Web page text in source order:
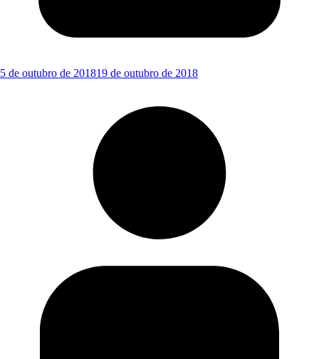
5 de outubro de 201819 de outubro de 2018